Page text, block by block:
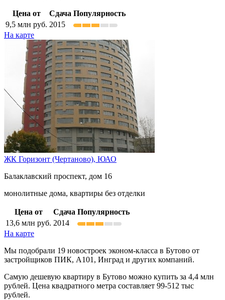
Цена от Сдача Популярность
9,5 млн руб. 2015
На карте
ЖК Горизонт (Чертаново), ЮАО
Балаклавский проспект, дом 16
монолитные дома, квартиры без отделки
Цена от Сдача Популярность
13,6 млн руб. 2014
На карте
Мы подобрали 19 новостроек эконом-класса в Бутово от
застройщиков ПИК, А101, Инград и других компаний.
Самую дешевую квартиру в Бутово можно купить за 4,4 млн
рублей. Цена квадратного метра составляет 99-512 тыс
рублей.